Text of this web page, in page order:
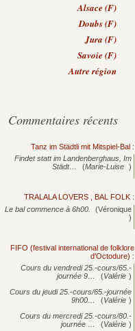
Alsace (F)
Doubs (F)
Jura (F)
Savoie (F)
Autre région
Commentaires récents
Tanz im Städtli mit Mitspiel-Bal :
Findet statt im Landenberghaus, Im
Städt…
(Marie-Luise )
TRALALA LOVERS , BAL FOLK :
Le bal commence à 6h00.
(Véronique
)
FIFO (festival international de folklore
d'Octodure) :
Cours du vendredi 25.-cours/65.-
journée 9… (Valérie )
Cours du jeudi 25.-cours/65.-journée
9h00…
(Valérie )
Cours du mercredi 25.-cours/80.-
journée … (Valérie )